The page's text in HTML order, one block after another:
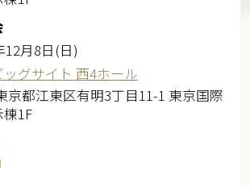
12月8日(日)
ッグサイト 西4ホール
京都江東区有明3丁目11-1 東京国際
1F